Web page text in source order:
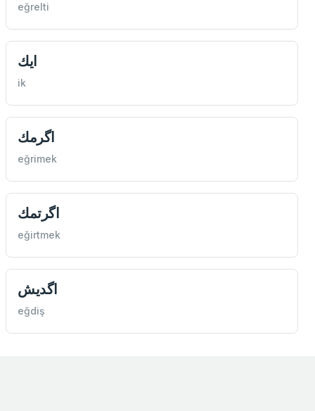
eğrelti
ايك
ik
اگرمك
eğrimek
اگرتمك
eğirtmek
اگديش
eğdiş